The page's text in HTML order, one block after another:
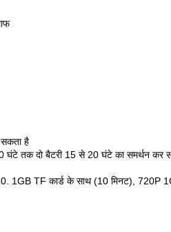
है
घंटे तक दो बैटरी 15 से 20 घंटे का समर्थन कर
1GB TF कार्ड के साथ (10 मिनट), 720P